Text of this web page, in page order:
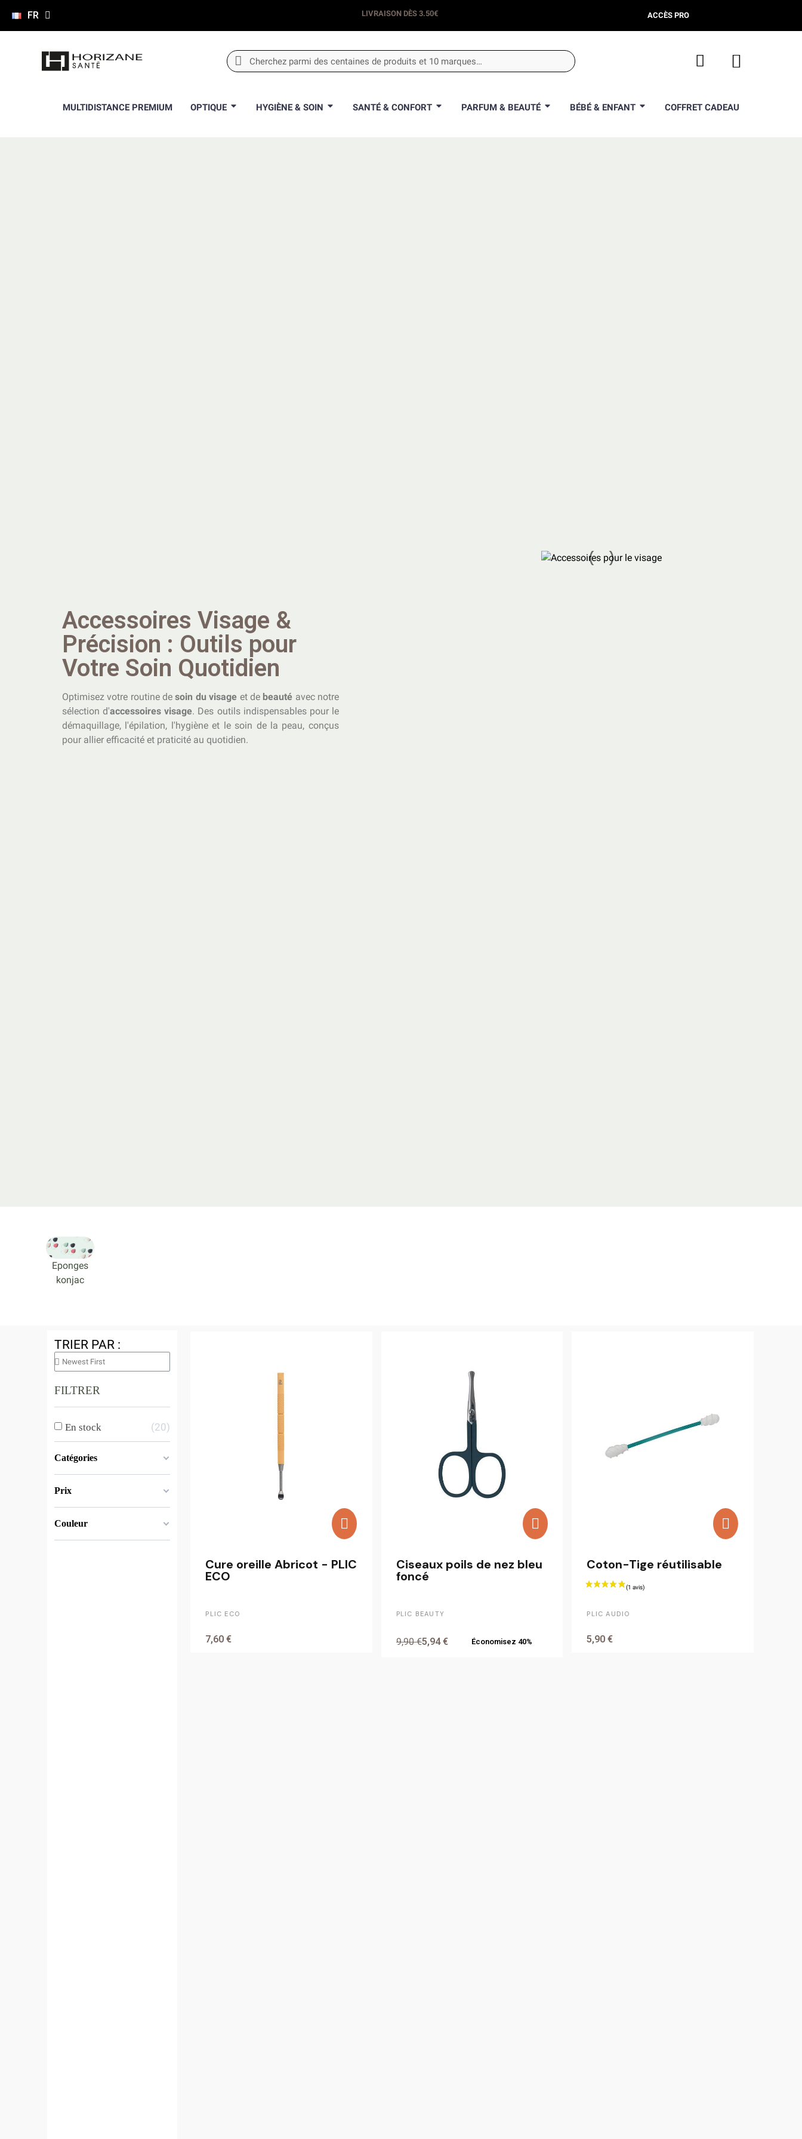
FR LIVRAISON OFFERTE DÈS 35€​ ACCÈS PRO
MULTIDISTANCE PREMIUM OPTIQUE HYGIÈNE & SOIN SANTÉ & CONFORT PARFUM & BEAUTÉ BÉBÉ & ENFANT COFFRET CADEAU
Accessoires Visage &
Précision : Outils pour
Votre Soin Quotidien
Optimisez votre routine desoin du visage et de beauté avec notre
sélection d'accessoires visage. Des outils indispensables pour le
démaquillage, l'épilation, l'hygiène et le soin de la peau, conçus
pour allier efficacité et praticité au quotidien.
Eponges
konjac
TRIER PAR :
FILTRER
En stock 20
Catégories
Prix
Couleur
Cure oreille Abricot - PLIC
ECO
PLIC ECO
7,60 €
Ciseaux poils de nez bleu
foncé
PLIC BEAUTY
9,90 €5,94 € Économisez 40%
Coton-Tige réutilisable
PLIC AUDIO
5,90 €